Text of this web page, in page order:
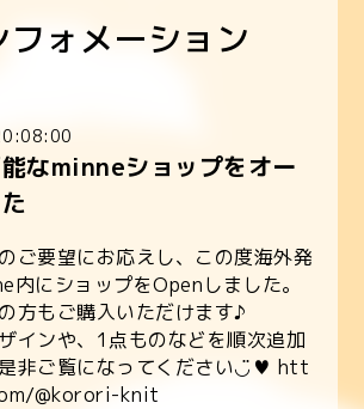
フォメーション
なminneショップをオー
ご要望にお応えし、この度海外発
内にショップをOpenしました。
方もご購入いただけます♪
インや、1点ものなどを順次追加
非ご覧になってください◡̈♥︎ htt
@korori-knit